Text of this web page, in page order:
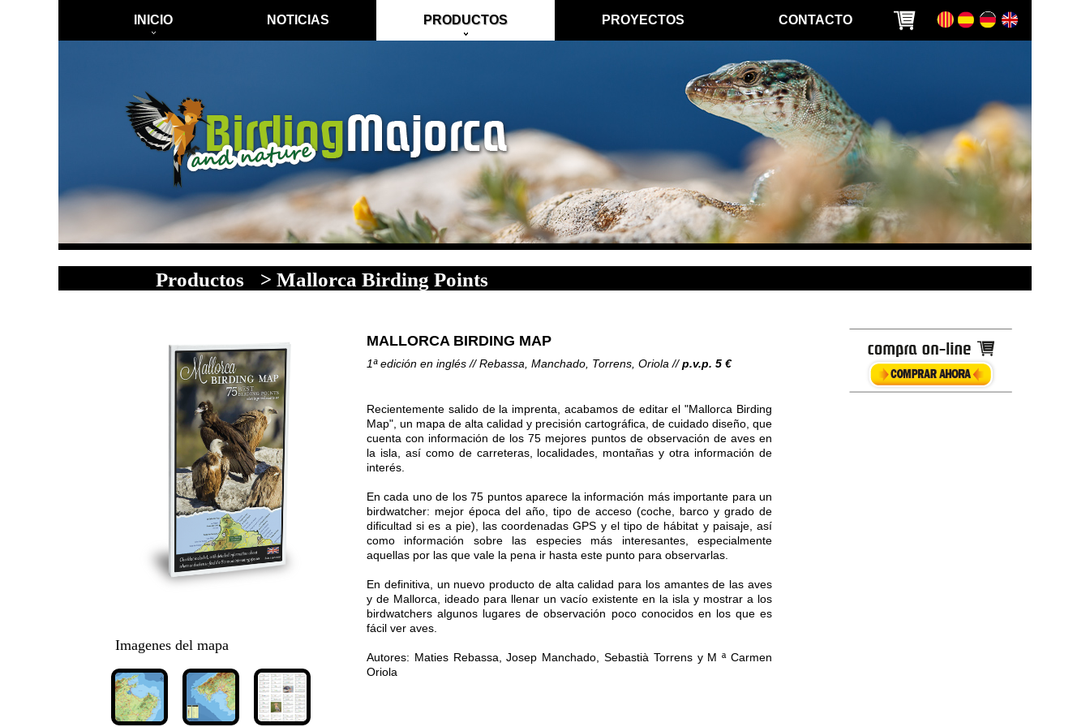
INICIO NOTICIAS PRODUCTOS PROYECTOS CONTACTO
Productos > Mallorca Birding Points
Imagenes del mapa
MALLORCA BIRDING MAP
1ª edición en inglés // Rebassa, Manchado, Torrens, Oriola //p.v.p. 5 €
Recientemente salido de la imprenta, acabamos de editar el "Mallorca Birding
Map", un mapa de alta calidad y precisión cartográfica, de cuidado diseño, que
cuenta con información de los 75 mejores puntos de observación de aves en
la isla, así como de carreteras, localidades, montañas y otra información de
interés.
En cada uno de los 75 puntos aparece la información más importante para un
birdwatcher: mejor época del año, tipo de acceso (coche, barco y grado de
dificultad si es a pie), las coordenadas GPS y el tipo de hábitat y paisaje, así
como información sobre las especies más interesantes, especialmente
aquellas por las que vale la pena ir hasta este punto para observarlas.
En definitiva, un nuevo producto de alta calidad para los amantes de las aves
y de Mallorca, ideado para llenar un vacío existente en la isla y mostrar a los
birdwatchers algunos lugares de observación poco conocidos en los que es
fácil ver aves.
Autores: Maties Rebassa, Josep Manchado, Sebastià Torrens y M ª Carmen
Oriola